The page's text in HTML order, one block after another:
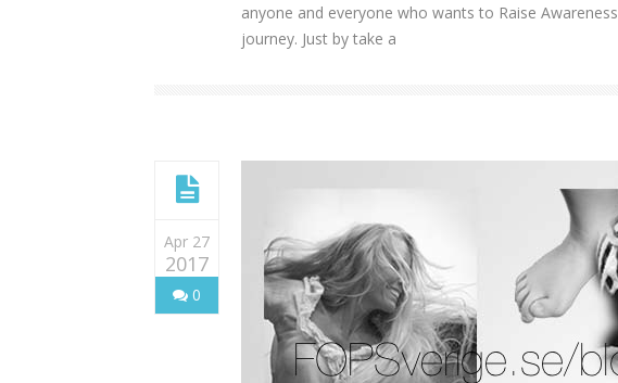
anyone and everyone who wants to Raise
journey. Just by take a
Apr 27
2017
0